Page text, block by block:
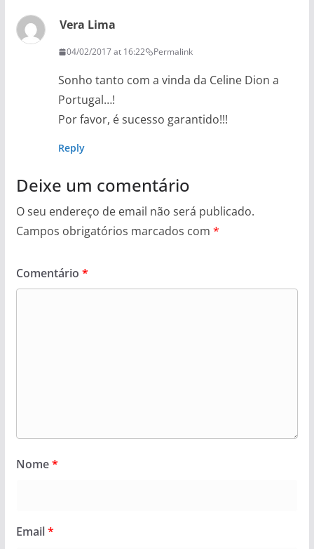
Vera Lima
04/02/2017 at 16:22 Permalink
Sonho tanto com a vinda da Celine Dion a
Portugal…!
Por favor, é sucesso garantido!!!
Reply
Deixe um comentário
O seu endereço de email não será publicado.
Campos obrigatórios marcados com *
Comentário *
Nome*
Email*